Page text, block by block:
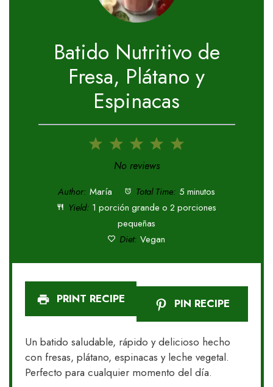
Batido Nutritivo de
Fresa, Plátano y
Espinacas
5
4
3
Stars
2
Stars
1
Star
No reviews
Author: María Total Time: 5 minutos
Yield: 1 porción grande o 2 porciones
pequeñas
Diet: Vegan
PRINT RECIPE PIN RECIPE
Un batido saludable, rápido y delicioso hecho
con fresas, plátano, espinacas y leche vegetal.
Perfecto para cualquier momento del día.